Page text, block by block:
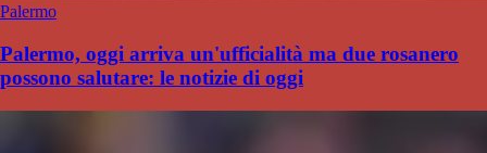
Palermo
Palermo, oggi arriva un'ufficialità ma due rosanero
possono salutare: le notizie di oggi